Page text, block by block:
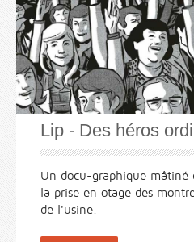
Lip - Des héros
Un docu-graphique
la prise en otage des
de l'usine.